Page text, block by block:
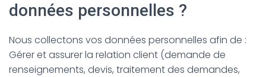
données personnelles ?
Nous collectons vos données personnelles afin de :
Gérer et assurer la relation client (demande de
renseignements, devis, traitement des demandes,